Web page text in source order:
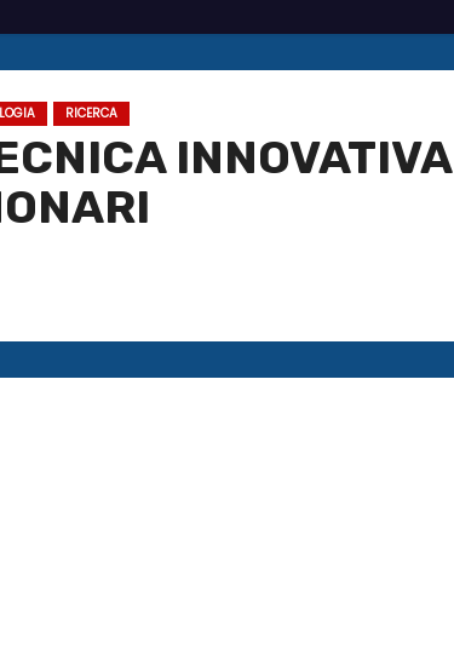
RICERCA